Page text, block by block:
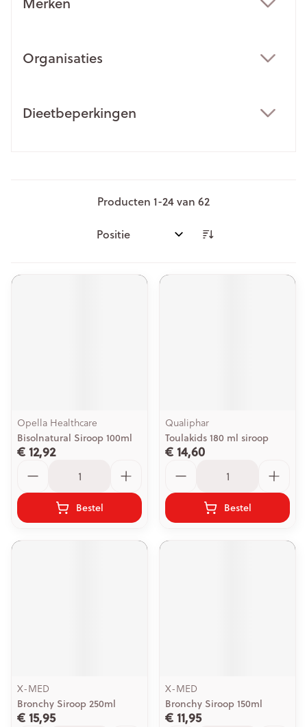
Organisaties
Dieetbeperkingen
Producten 1-24van 62
Sorteer op:
Opella Healthcare
Bisolnatural Siroop 100ml
€ 12,92
Bestel
Qualiphar
Toulakids 180 ml siroop
€ 14,60
Bestel
X-MED
Bronchy Siroop 250ml
€ 15,95
X-MED
Bronchy Siroop 150ml
€ 11,95